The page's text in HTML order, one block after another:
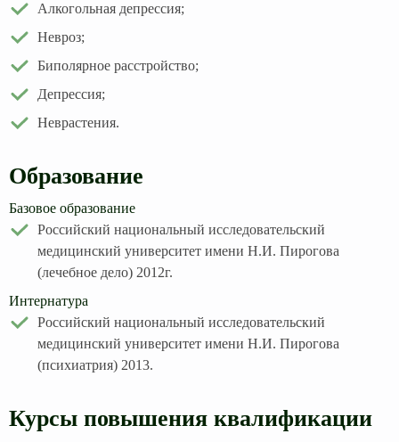
Алкогольная депрессия;
Невроз;
Биполярное расстройство;
Депрессия;
Неврастения.
Образование
Базовое образование
Российский национальный исследовательский
медицинский университет имени Н.И. Пирогова
(лечебное дело) 2012г.
Интернатура
Российский национальный исследовательский
медицинский университет имени Н.И. Пирогова
(психиатрия) 2013.
Курсы повышения квалификации